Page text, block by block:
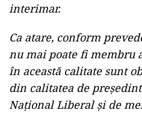
interimar.
Ca atare, conform
nu mai poate fi membru
în această calitate sunt
din calitatea de
Național Liberal și de